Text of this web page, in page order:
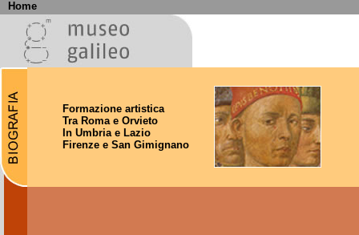
Home
Formazione artistica
Tra Roma e Orvieto
In Umbria e Lazio
Firenze e San Gimignano